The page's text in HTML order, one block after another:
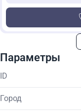
Параметры
ID
Город